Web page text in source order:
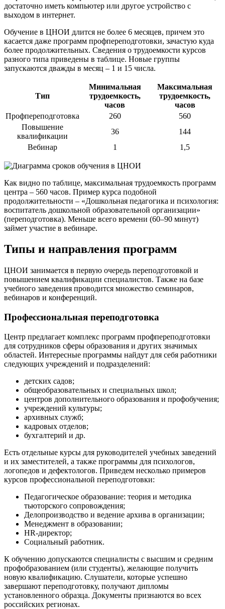
достаточно иметь компьютер или другое устройство с
выходом в интернет.
Обучение в ЦНОИ длится не более 6 месяцев, причем это
касается даже программ профпереподготовки, зачастую куда
более продолжительных. Сведения о трудоемкости курсов
разного типа приведены в таблице. Новые группы
запускаются дважды в месяц – 1 и 15 числа.
Тип
Минимальная
трудоемкость,
часов
Максимальная
трудоемкость,
часов
Профпереподготовка
260
560
Повышение
квалификации
36
144
Вебинар
1 1,5
Как видно по таблице, максимальная трудоемкость программ
центра – 560 часов. Пример курса подобной
продолжительности – «Дошкольная педагогика и психология:
воспитатель дошкольной образовательной организации»
(переподготовка). Меньше всего времени (60–90 минут)
займет участие в вебинаре.
Типы и направления программ
ЦНОИ занимается в первую очередь переподготовкой и
повышением квалификации специалистов. Также на базе
учебного заведения проводится множество семинаров,
вебинаров и конференций.
Профессиональная переподготовка
Центр предлагает комплекс программ профпереподготовки
для сотрудников сферы образования и других значимых
областей. Интересные программы найдут для себя работники
следующих учреждений и подразделений:
детских садов;
общеобразовательных и специальных школ;
центров дополнительного образования и профобучения;
учреждений культуры;
архивных служб;
кадровых отделов;
бухгалтерий и др.
Есть отдельные курсы для руководителей учебных заведений
и их заместителей, а также программы для психологов,
логопедов и дефектологов. Приведем несколько примеров
курсов профессиональной переподготовки:
Педагогическое образование: теория и методика
тьюторского сопровождения;
Делопроизводство и ведение архива в организации;
Менеджмент в образовании;
HR-директор;
Социальный работник.
К обучению допускаются специалисты с высшим и средним
профобразованием (или студенты), желающие получить
новую квалификацию. Слушатели, которые успешно
завершают переподготовку, получают дипломы
установленного образца. Документы признаются во всех
российских регионах.